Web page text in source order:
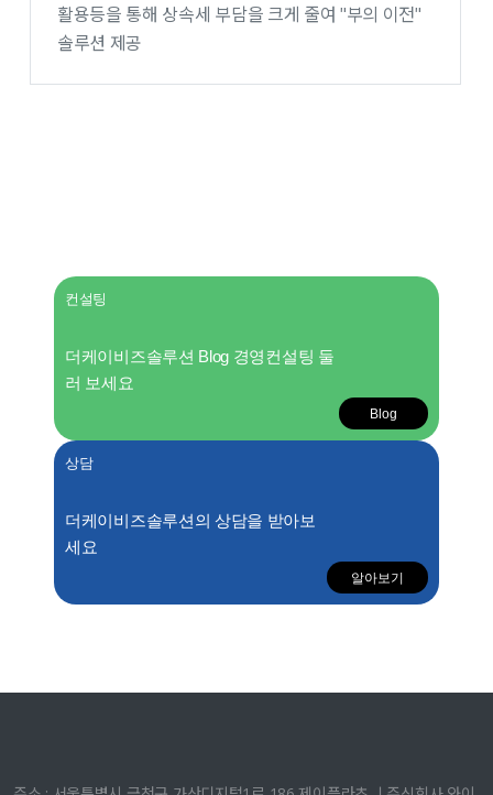
활용등을 통해 상속세 부담을 크게 줄여 "부의 이전"
솔루션 제공
컨설팅
더케이비즈솔루션 Blog 경영컨설팅 둘
러 보세요
Blog
상담
더케이비즈솔루션의 상담을 받아보
세요
알아보기